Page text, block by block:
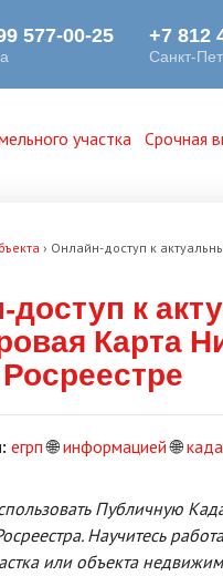
участка Срочная
› Онлайн-доступ к
доступ к
Карта
егрп🌐информацией🌐
Публичную
Научитесь
или объекта